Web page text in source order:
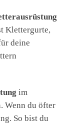
Klettergurte,
deine
im
Wenn du öfter
So bist du